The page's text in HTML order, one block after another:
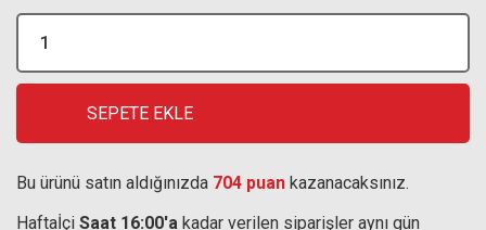
SEPETE EKLE
Bu ürünü satın aldığınızda 704 puan kazanacaksınız.
Haftaİçi Saat 16:00'a kadar verilen siparişler aynı gün